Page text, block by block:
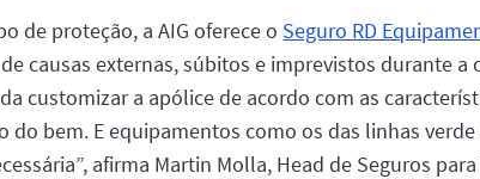
de proteção, a AIG oferece o Seguro RD
causas externas, súbitos e imprevistos durante
customizar a apólice de acordo com as
do bem. E equipamentos como os das linhas
afirma Martin Molla, Head de Seguros